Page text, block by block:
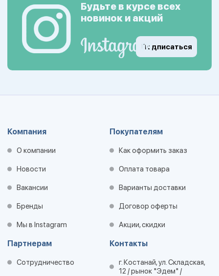
Будьте в курсе всех
новинок и акций
Подписаться
Компания
О компании
Новости
Вакансии
Бренды
Мы в Instagram
Покупателям
Как оформить заказ
Оплата товара
Варианты доставки
Договор оферты
Акции, скидки
Партнерам
Сотрудничество
Контакты
г. Костанай, ул. Складская,
12 / рынок "Эдем" /